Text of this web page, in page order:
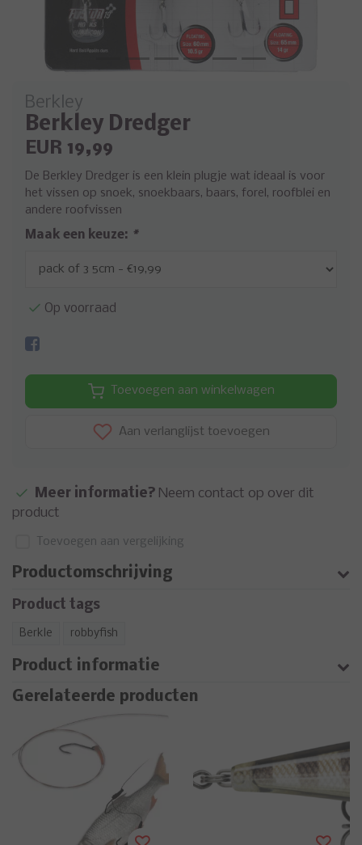
Berkley
Berkley Dredger
EUR 19,99
De Berkley Dredger is een klein plugje wat ideaal is voor
het vissen op snoek, snoekbaars, baars, forel, roofblei en
andere roofvissen
Maak een keuze: *
Op voorraad
Toevoegen aan winkelwagen
Aan verlanglijst toevoegen
Meer informatie? Neem contact op over dit
product
Toevoegen aan vergelijking
Productomschrijving
Product tags
Berkle robbyfish
Product informatie
Gerelateerde producten